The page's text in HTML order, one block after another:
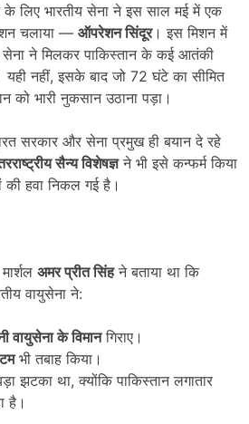
लिए भारतीय सेना ने इस साल मई में एक
चलाया — ऑपरेशन सिंदूर। इस मिशन में
सेना ने मिलकर पाकिस्तान के कई आतंकी
यही नहीं, इसके बाद जो 72 घंटे का सीमित
को भारी नुकसान उठाना पड़ा।
सरकार और सेना प्रमुख ही बयान दे रहे
सैन्य विशेषज्ञने भी इसे कन्फर्म किया
की हवा निकल गई है।
अमर प्रीत सिंहने बताया था कि
वायुसेना ने:
वायुसेना के विमानगिराए।
भी तबाह किया।
झटका था, क्योंकि पाकिस्तान लगातार
है।